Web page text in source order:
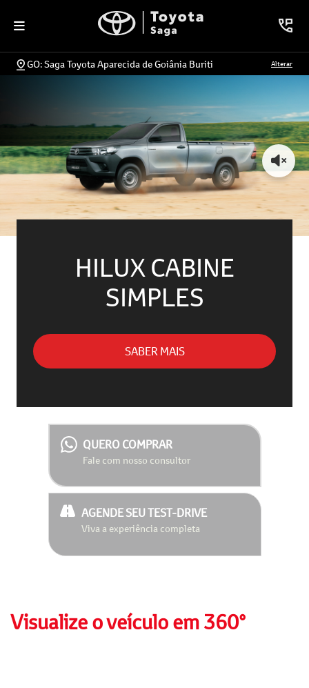
GO: Saga Toyota Aparecida de Goiânia Buriti Alterar
HILUX CABINE
SIMPLES
SABER MAIS
QUERO COMPRAR
Fale com nosso consultor
AGENDE SEU TEST-DRIVE
Viva a experiência completa
Visualize o veículo em 360°